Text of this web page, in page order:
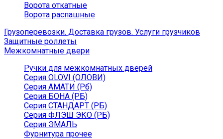
Ворота откатные
Ворота распашные
Грузоперевозки. Доставка грузов. Услуги грузчиков
Защитные роллеты
Межкомнатные двери
Ручки для межкомнатных дверей
Серия OLOVI (ОЛОВИ)
Серия АМАТИ (Рб)
Серия БОНА (РБ)
Серия СТАНДАРТ (РБ)
Серия ФЛЭШ ЭКО (РБ)
Серия ЭМАЛЬ
Фурнитура прочее